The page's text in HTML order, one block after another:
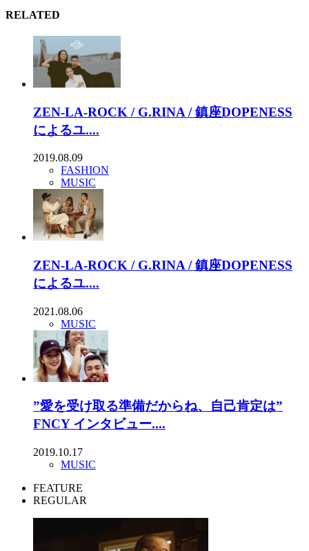
RELATED
ZEN-LA-ROCK / G.RINA / 鎮座DOPENESS
によるユ....
2019.08.09
FASHION
MUSIC
ZEN-LA-ROCK / G.RINA / 鎮座DOPENESS
によるユ....
2021.08.06
MUSIC
”愛を受け取る準備だからね、自己肯定は”
FNCY インタビュー....
2019.10.17
MUSIC
FEATURE
REGULAR